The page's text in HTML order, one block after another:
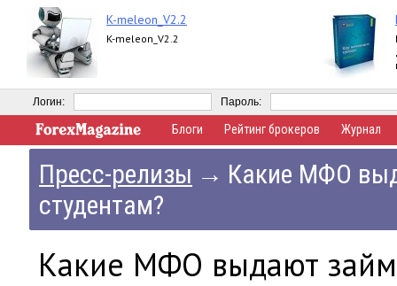
K-meleon_V2.2
K-meleon_V2.2
Логин: Пароль:
Блоги Рейтинг брокеров Журнал
Пресс-релизы → Какие МФО
студентам?
Какие МФО выдают